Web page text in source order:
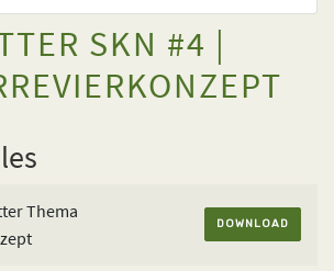
SKN #4 |
Thema
DOWNLOAD